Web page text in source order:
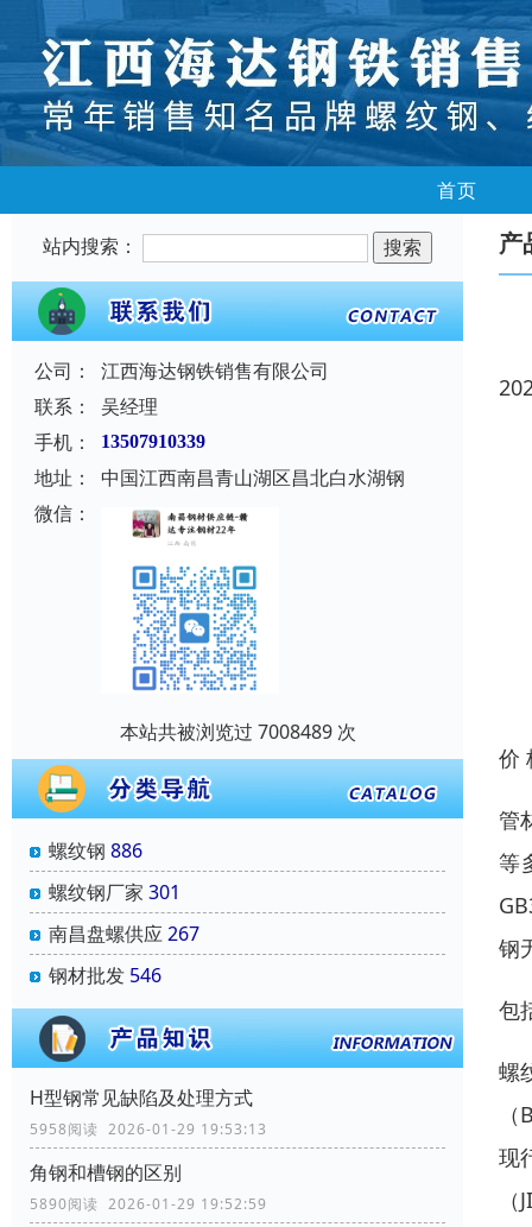
首页
站内搜索：
公司：
江西海达钢铁销售有限公司
联系：
吴经理
手机：
13507910339
地址：
中国江西南昌青山湖区昌北白水湖钢
微信：
本站共被浏览过 7008489 次
螺纹钢 886
螺纹钢厂家 301
南昌盘螺供应267
钢材批发 546
H型钢常见缺陷及处理方式
5958阅读 2026-01-29 19:53:13
角钢和槽钢的区别
5890阅读 2026-01-29 19:52:59
产
价
管
等
钢
包
螺
现